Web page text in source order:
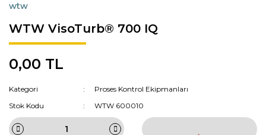
wtw
WTW VisoTurb® 700 IQ
0,00 TL
Kategori
Proses Kontrol Ekipmanları
Stok Kodu
WTW 600010